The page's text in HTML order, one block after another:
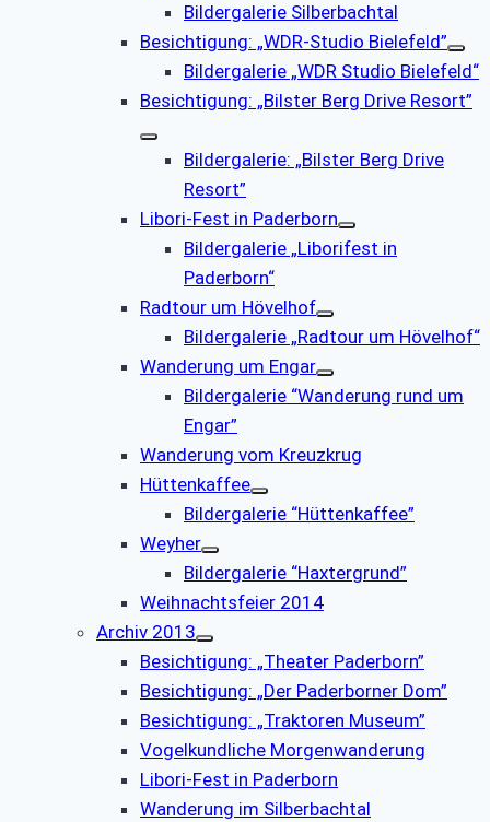
Bildergalerie Silberbachtal
Besichtigung: „WDR-Studio Bielefeld”
Bildergalerie „WDR Studio Bielefeld“
Besichtigung: „Bilster Berg Drive Resort”
Bildergalerie: „Bilster Berg Drive
Resort”
Libori-Fest in Paderborn
Bildergalerie „Liborifest in
Paderborn“
Radtour um Hövelhof
Bildergalerie „Radtour um Hövelhof“
Wanderung um Engar
Bildergalerie “Wanderung rund um
Engar”
Wanderung vom Kreuzkrug
Hüttenkaffee
Bildergalerie “Hüttenkaffee”
Weyher
Bildergalerie “Haxtergrund”
Weihnachtsfeier 2014
Archiv 2013
Besichtigung: „Theater Paderborn”
Besichtigung: „Der Paderborner Dom”
Besichtigung: „Traktoren Museum”
Vogelkundliche Morgenwanderung
Libori-Fest in Paderborn
Wanderung im Silberbachtal